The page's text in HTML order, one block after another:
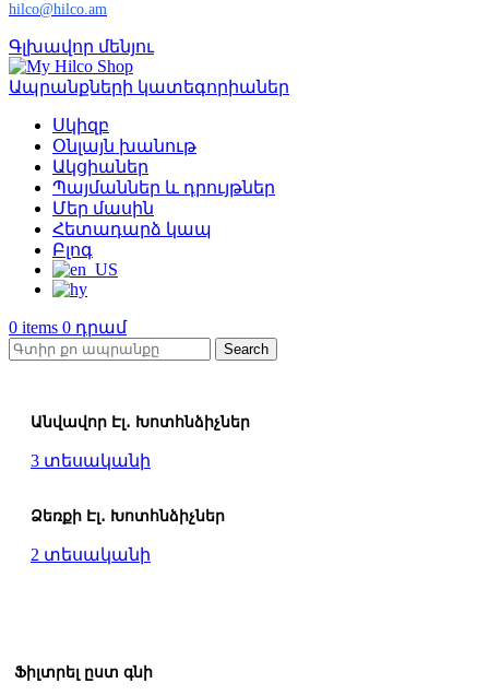
hilco@hilco.am
Գլխավոր մենյու
Ապրանքների կատեգորիաներ
Սկիզբ
Օնլայն խանութ
Ակցիաներ
Պայմաններ և դրույթներ
Մեր մասին
Հետադարձ կապ
Բլոգ
0 items 0
Search
Անվավոր Էլ․ Խոտհնձիչներ
3 տեսականի
Ձեռքի Էլ․ Խոտհնձիչներ
2 տեսականի
Ֆիլտրել ըստ գնի